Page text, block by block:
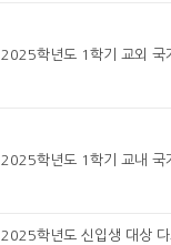
2025학년도 1학기 교외 국
2025학년도 1학기 교내 국
2025학년도 신입생 대상